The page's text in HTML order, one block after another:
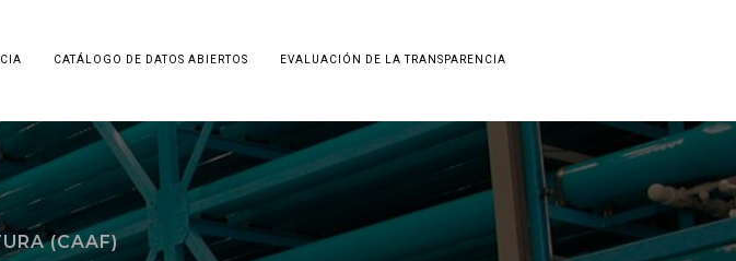
CATÁLOGO DE DATOS ABIERTOS EVALUACIÓN DE LA TRANSPARENCIA
(CAAF)